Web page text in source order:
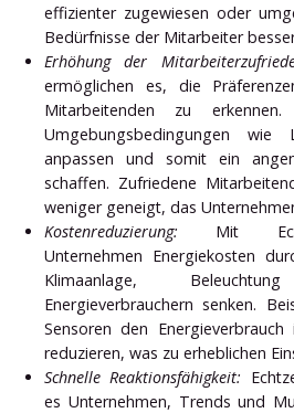
effizienter zugewiesen oder
Bedürfnisse der Mitarbeiter
Erhöhung der
ermöglichen es, die
Mitarbeitenden zu erkennen.
Umgebungsbedingungen
anpassen und somit ein
schaffen. Zufriedene
weniger geneigt, das
Kostenreduzierung: Mit
Unternehmen Energiekosten
Klimaanlage,
Energieverbrauchern senken.
Sensoren den
reduzieren, was zu erheblichen
Schnelle Reaktionsfähigkeit:
es Unternehmen, Trends und